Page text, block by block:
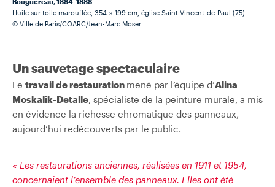
Huile sur toile marouflée, 354 × 199 cm, église Saint-Vincent-de-Paul (75)
© Ville de Paris/COARC/Jean-Marc Moser
Un sauvetage spectaculaire
Le travail de restauration mené par l’équipe d’Alina
Moskalik-Detalle , spécialiste de la peinture murale, a mis
en évidence la richesse chromatique des panneaux,
aujourd’hui redécouverts par le public.
« Les restaurations anciennes, réalisées en 1911 et 1954,
concernaient l’ensemble des panneaux. Elles ont été